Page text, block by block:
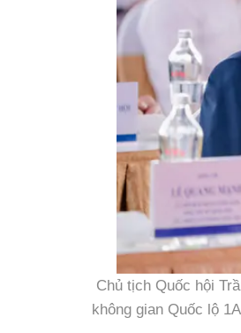
Chủ tịch Quốc hội
không gian Quốc lộ